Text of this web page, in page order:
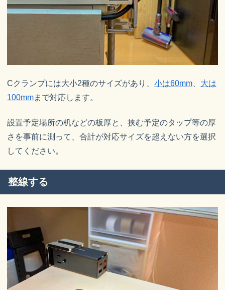
Cクランプには大小2種のサイズがあり、 小は60mm
大は
100mmまで対応します。
設置予定場所の机などの板厚と、挟む予定のタップ等の厚
さを事前に測って、合計が対応サイズを超えない方を選択
してください。
整線する